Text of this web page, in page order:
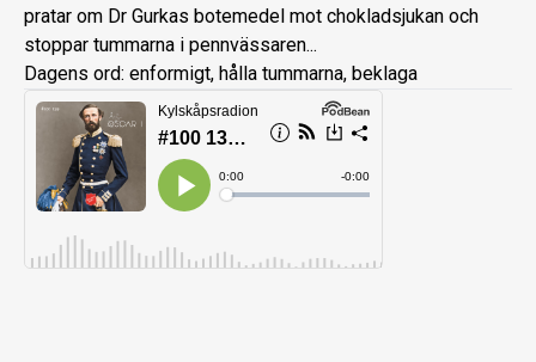
pratar om Dr Gurkas botemedel mot chokladsjukan och
stoppar tummarna i pennvässaren...
Dagens ord: enformigt, hålla tummarna, beklaga